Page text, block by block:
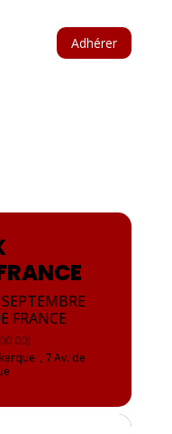
Adhérer
FRANCE
, 7 Av. de